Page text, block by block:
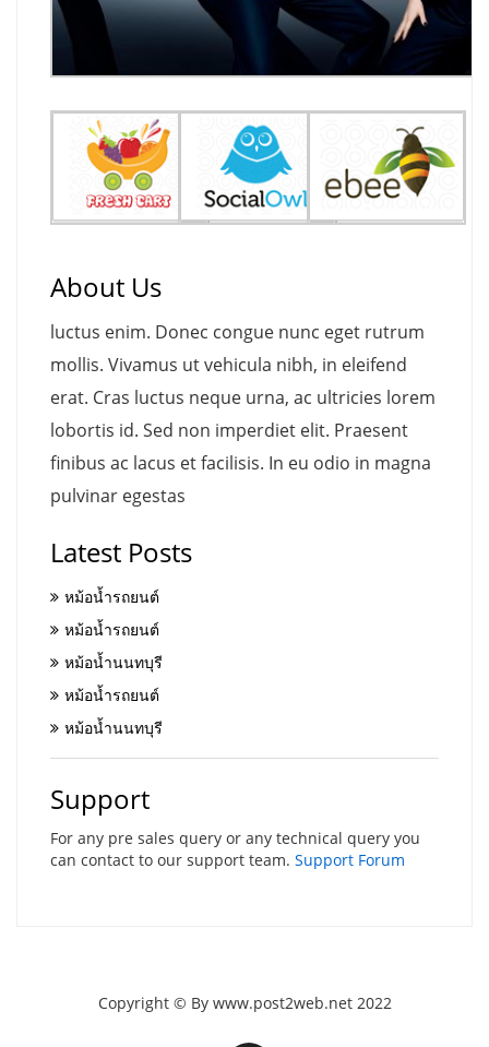
About Us
luctus enim. Donec congue nunc eget rutrum
mollis. Vivamus ut vehicula nibh, in eleifend
erat. Cras luctus neque urna, ac ultricies lorem
lobortis id. Sed non imperdiet elit. Praesent
finibus ac lacus et facilisis. In eu odio in magna
pulvinar egestas
Latest Posts
หม้อน้ำรถยนต์
หม้อน้ำรถยนต์
หม้อน้ำนนทบุรี
หม้อน้ำรถยนต์
หม้อน้ำนนทบุรี
Support
For any pre sales query or any technical query you
can contact to our support team. Support Forum
Copyright © By www.post2web.net 2022